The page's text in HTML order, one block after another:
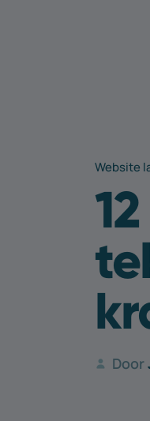
Website
Door